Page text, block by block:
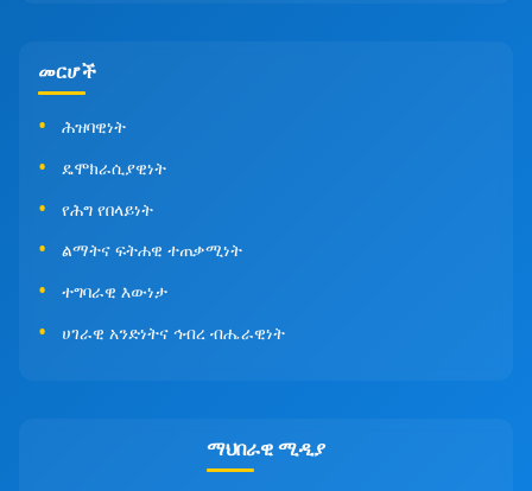
መርሆች
ሕዝባዊነት
ዴሞክራሲያዊነት
የሕግ የበላይነት
ልማትና ፍትሐዊ ተጠቃሚነት
ተግባራዊ እውነታ
ሀገራዊ አንድነትና ኅብረ ብሔራዊነት
ማህበራዊ ሚዲያ